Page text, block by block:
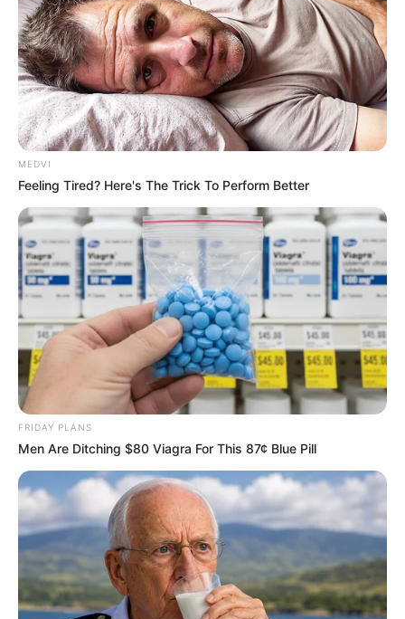
MEDVI
Feeling Tired? Here's The Trick To Perform Better
FRIDAY PLANS
Men Are Ditching $80 Viagra For This 87¢ Blue Pill